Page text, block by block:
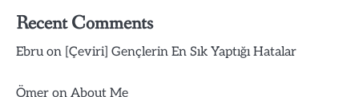
Recent Comments
Ebruon [Çeviri] Gençlerin En Sık Yaptığı Hatalar
Ömer on About Me